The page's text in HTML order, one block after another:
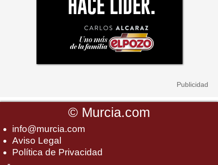
© Murcia.com
info@murcia.com
Aviso Legal
Política de Privacidad